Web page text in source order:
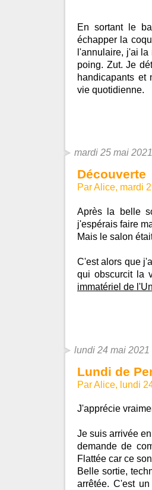
En sortant le
échapper la
l'annulaire, j'ai
poing. Zut. Je
handicapants et
vie quotidienne.
mardi 25 mai 2021
Découverte
Par Alice, mardi
Après la belle
j'espérais faire
Mais le salon
C'est alors que
qui obscurcit la
immatériel de
lundi 24 mai 2021
Lundi de
Par Alice, lundi
J'apprécie
Je suis arrivée
demande de
Flattée car ce
Belle sortie,
arrêtée. C'est